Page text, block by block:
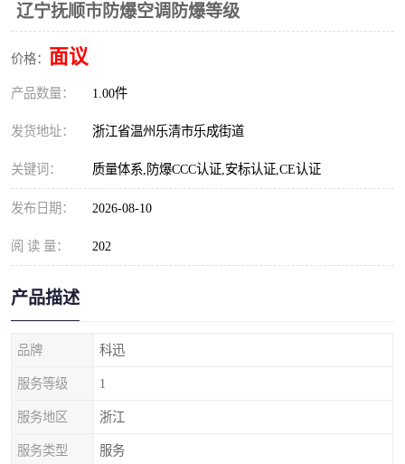
辽宁抚顺市防爆空调防爆等级
价格： 面议
产品数量： 1.00件
发货地址： 浙江省温州乐清市乐成街道
关键词： 质量体系,防爆CCC认证,安标认证,CE认证
发布日期： 2026-08-10
阅 读 量： 202
产品描述
品牌 科迅
服务等级 1
服务地区 浙江
服务类型 服务